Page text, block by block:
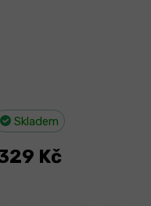
Skladem
Kč